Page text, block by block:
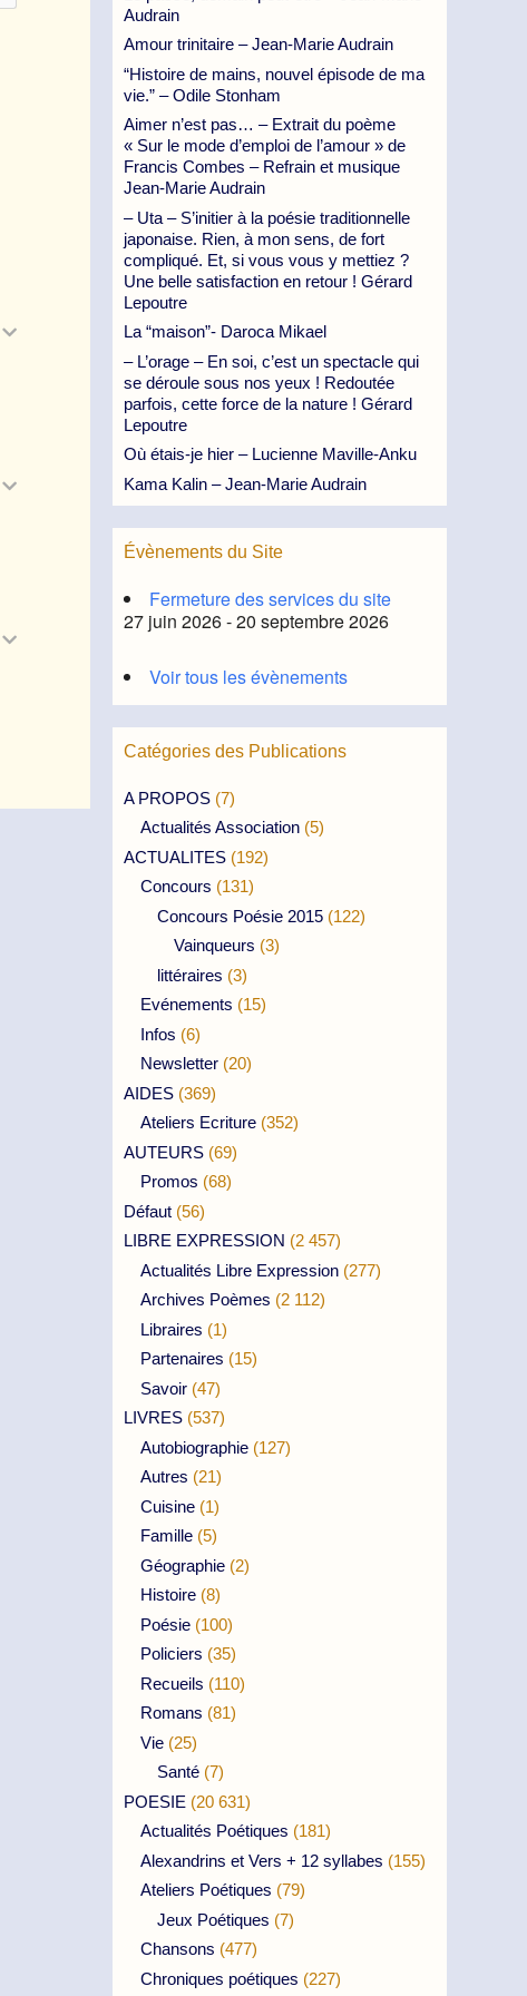
Audrain
Amour trinitaire – Jean-Marie Audrain
“Histoire de mains, nouvel épisode de ma
vie.” – Odile Stonham
Aimer n’est pas… – Extrait du poème
« Sur le mode d’emploi de l’amour » de
Francis Combes – Refrain et musique
Jean-Marie Audrain
– Uta – S’initier à la poésie traditionnelle
japonaise. Rien, à mon sens, de fort
compliqué. Et, si vous vous y mettiez ?
Une belle satisfaction en retour ! Gérard
Lepoutre
La “maison”- Daroca Mikael
– L’orage – En soi, c’est un spectacle qui
se déroule sous nos yeux ! Redoutée
parfois, cette force de la nature ! Gérard
Lepoutre
Où étais-je hier – Lucienne Maville-Anku
Kama Kalin – Jean-Marie Audrain
Évènements du Site
Fermeture des services du site
27 juin 2026 - 20 septembre 2026
Voir tous les évènements
Catégories des Publications
A PROPOS (7)
Actualités Association (5)
ACTUALITES (192)
Concours (131)
Concours Poésie 2015 (122)
Vainqueurs (3)
littéraires (3)
Evénements (15)
Infos (6)
Newsletter (20)
AIDES (369)
Ateliers Ecriture (352)
AUTEURS (69)
Promos (68)
Défaut (56)
LIBRE EXPRESSION (2 457)
Actualités Libre Expression (277)
Archives Poèmes (2 112)
Libraires (1)
Partenaires (15)
Savoir (47)
LIVRES (537)
Autobiographie (127)
Autres (21)
Cuisine (1)
Famille (5)
Géographie (2)
Histoire (8)
Poésie (100)
Policiers (35)
Recueils (110)
Romans (81)
Vie (25)
Santé (7)
POESIE (20 631)
Actualités Poétiques (181)
Alexandrins et Vers + 12 syllabes (155)
Ateliers Poétiques (79)
Jeux Poétiques (7)
Chansons (477)
Chroniques poétiques (227)